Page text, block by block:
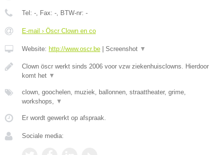
Tel: - , Fax: - , BTW-nr: -
E-mail › Öscr Clown en co
Website: http://www.oscr.be | Screenshot ▼
Clown öscr werkt sinds 2006 voor vzw ziekenhuisclowns. Hierdoor
komt het ▼
clown, goochelen, muziek, ballonnen, straattheater, grime,
workshops,
▼
Er wordt gewerkt op afspraak.
Sociale media: